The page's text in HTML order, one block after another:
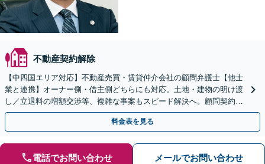
不動産契約解除
【中四国エリア対応】不動産売買・賃貸仲介会社の顧問弁護士【他士
業と連携】オーナー側・借主側どちらにも対応。土地・建物の明け渡
し／立退料の増額交渉等、複雑な事案もスピード解決へ。顧問契約も
お任せ！【夜間・休日対応】
料金表を見る
電話でお問い合わせ メールでお問い合わせ